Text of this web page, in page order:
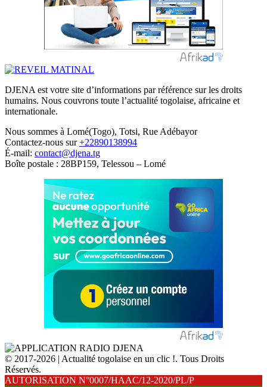
DJENA est votre site d’informations par référence sur les droits
humains. Nous couvrons toute l’actualité togolaise, africaine et
internationale.
Nous sommes à Lomé(Togo), Totsi, Rue Adébayor
Contactez-nous sur+22890138994
É-mail: contact@djena.tg
Boîte postale : 28BP159, Telessou – Lomé
© 2017-2026 | Actualité togolaise en un clic !. Tous Droits
Réservés.
AUTORISATION N°0007/HAAC/12-2020/PL/P